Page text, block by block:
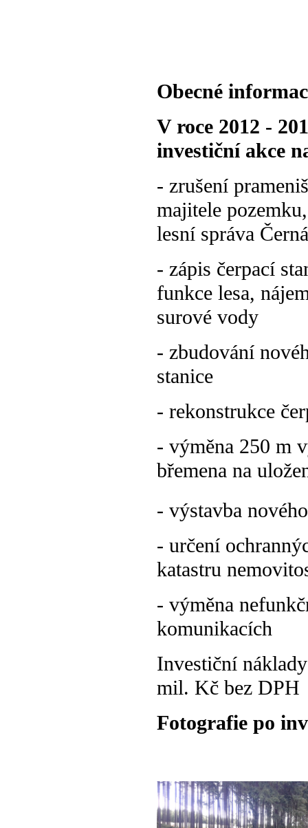
Obecné
V roce 2012 -
investiční akce
- zrušení
majitele
lesní správa
- zápis čerpací
funkce lesa,
surové vody
- zbudování
stanice
- rekonstrukce
- výměna 250 m
břemena na
- výstavba
- určení
katastru
- výměna
komunikacích
Investiční
mil. Kč bez DPH
Fotografie po